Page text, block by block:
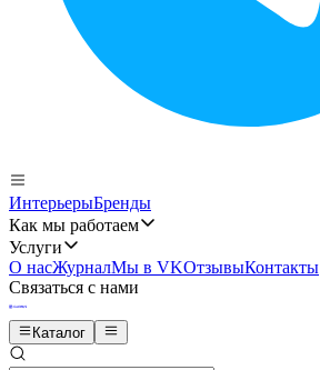
ИнтерьерыБренды
Как мы работаем
Услуги
О насЖурналМы в VKОтзывыКонтакты
Связаться с нами
Каталог